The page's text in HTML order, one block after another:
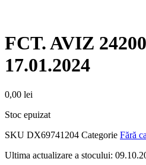
FCT. AVIZ
17.01.2024
0,00 lei
Stoc epuizat
SKU DX69741204 Categorie Fără
Ultima actualizare a stocului: